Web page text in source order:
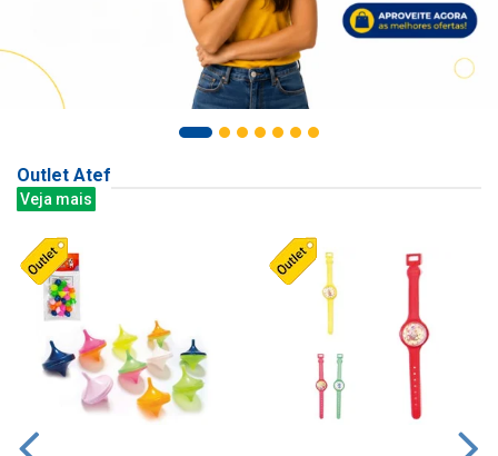
Outlet Atef
Veja mais